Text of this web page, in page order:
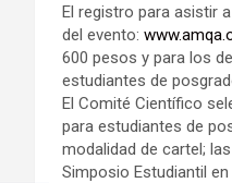
El registro para asistir
del evento:
600 pesos y para los
estudiantes de
El Comité Científico
para estudiantes de
modalidad de cartel;
Simposio Estudiantil